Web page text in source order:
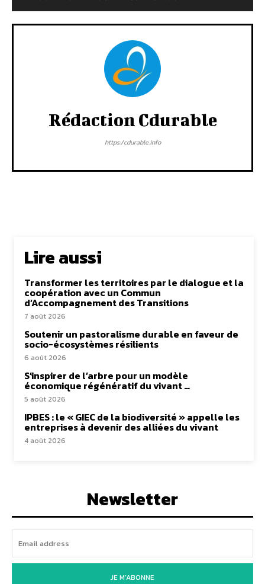
Rédaction Cdurable
https:/cdurable.info
Lire aussi
Transformer les territoires par le dialogue et la
coopération avec un Commun
d’Accompagnement des Transitions
7 août 2026
Soutenir un pastoralisme durable en faveur de
socio-écosystèmes résilients
6 août 2026
S’inspirer de l’arbre pour un modèle
économique régénératif du vivant …
5 août 2026
IPBES : le « GIEC de la biodiversité » appelle les
entreprises à devenir des alliées du vivant
4 août 2026
Newsletter
JE M'ABONNE